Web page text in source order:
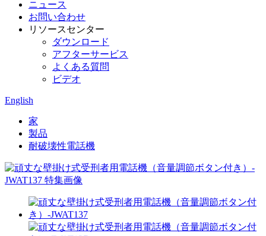
ニュース
お問い合わせ
リソースセンター
ダウンロード
アフターサービス
よくある質問
ビデオ
English
家
製品
耐破壊性電話機